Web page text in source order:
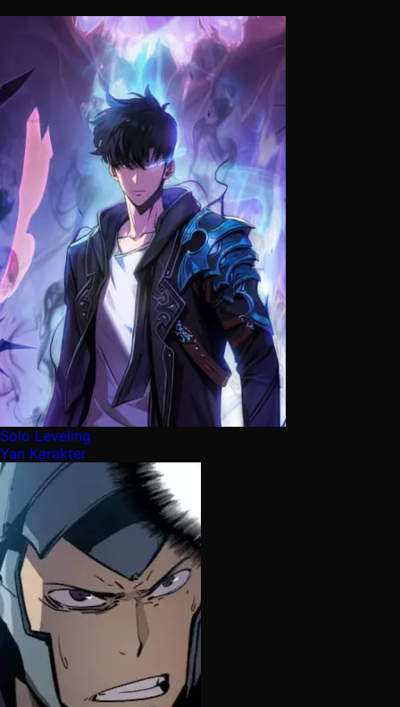
Solo Leveling
Yan Karakter